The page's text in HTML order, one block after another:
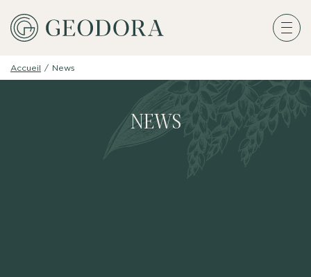
Accueil / News
NEWS